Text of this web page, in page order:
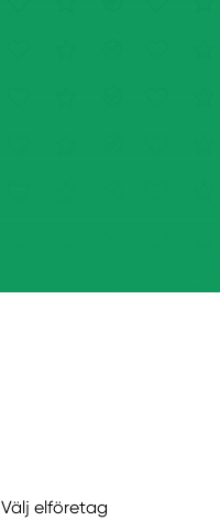
Välj elföretag